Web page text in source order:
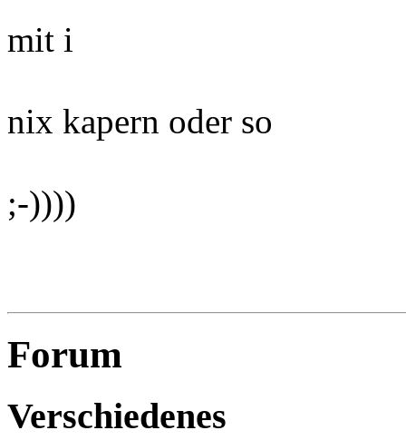
mit i
nix kapern oder so
;-))))
Forum
Verschiedenes